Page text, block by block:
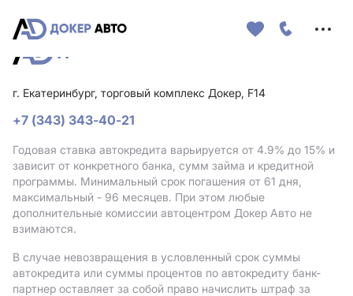
г. Екатеринбург, торговый комплекс Докер, F14
+7 (343) 343-40-21
Годовая ставка автокредита варьируется от 4.9% до 15% и
зависит от конкретного банка, сумм займа и кредитной
программы. Минимальный срок погашения от 61 дня,
максимальный - 96 месяцев. При этом любые
дополнительные комиссии автоцентром Докер Авто не
взимаются.
В случае невозвращения в условленный срок суммы
автокредита или суммы процентов по автокредиту банк-
партнер оставляет за собой право начислить штраф за